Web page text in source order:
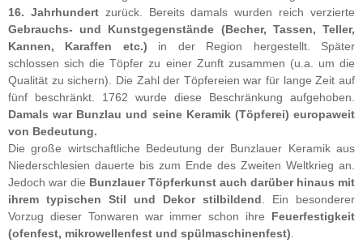
16. Jahrhundertzurück. Bereits damals wurden reich verzierte
Gebrauchs- und Kunstgegenstände (Becher, Tassen, Teller,
Kannen, Karaffen etc.) in der Region hergestellt. Später
schlossen sich die Töpfer zu einer Zunft zusammen (u.a. um die
Qualität zu sichern). Die Zahl der Töpfereien war für lange Zeit auf
fünf beschränkt. 1762 wurde diese Beschränkung aufgehoben.
Damals war Bunzlau und seine Keramik (Töpferei) europaweit
von Bedeutung.
Die große wirtschaftliche Bedeutung der Bunzlauer Keramik aus
Niederschlesien dauerte bis zum Ende des Zweiten Weltkrieg an.
Jedoch war die Bunzlauer Töpferkunst auch darüber hinaus mit
ihrem typischen Stil und Dekor stilbildend. Ein besonderer
Vorzug dieser Tonwaren war immer schon ihre Feuerfestigkeit
(ofenfest, mikrowellenfest und spülmaschinenfest).